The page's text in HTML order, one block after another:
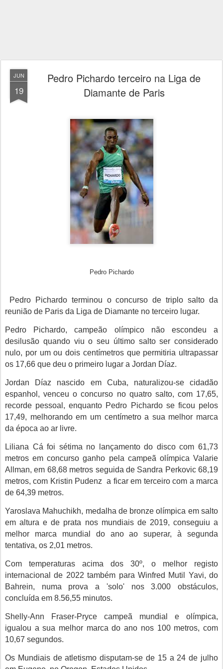
JUN
19
Pedro Pichardo terceiro na Liga de
Diamante de Paris
Pedro Pichardo
Pedro Pichardo terminou o concurso de triplo salto da
reunião de Paris da Liga de Diamante no terceiro lugar.
Pedro Pichardo, campeão olímpico não escondeu a
desilusão quando viu o seu último salto ser considerado
nulo, por um ou dois centímetros que permitiria ultrapassar
os 17,66 que deu o primeiro lugar a Jordan Díaz.
Jordan Díaz nascido em Cuba, naturalizou-se cidadão
espanhol, venceu o concurso no quatro salto, com 17,65,
recorde pessoal, enquanto Pedro Pichardo se ficou pelos
17,49, melhorando em um centímetro a sua melhor marca
da época ao ar livre.
Liliana Cá foi sétima no lançamento do disco com 61,73
metros em concurso ganho pela campeã olímpica Valarie
Allman, em 68,68 metros seguida de Sandra Perkovic 68,19
metros, com Kristin Pudenz a ficar em terceiro com a marca
de 64,39 metros.
Yaroslava Mahuchikh, medalha de bronze olímpica em salto
em altura e de prata nos mundiais de 2019, conseguiu a
melhor marca mundial do ano ao superar, à segunda
tentativa, os 2,01 metros.
Com temperaturas acima dos 30º, o melhor registo
internacional de 2022 também para Winfred Mutil Yavi, do
Bahrein, numa prova a 'solo' nos 3.000 obstáculos,
concluída em 8.56,55 minutos.
Shelly-Ann Fraser-Pryce campeã mundial e olímpica,
igualou a sua melhor marca do ano nos 100 metros, com
10,67 segundos.
Os Mundiais de atletismo disputam-se de 15 a 24 de julho